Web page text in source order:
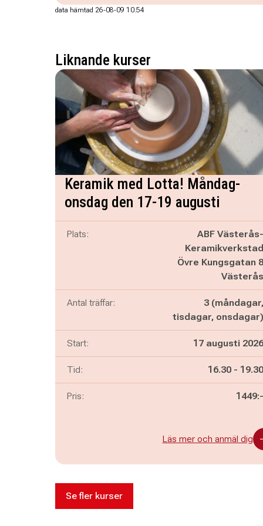
data hämtad 26-08-09 10.54
Liknande kurser
Keramik med Lotta! Måndag-
onsdag den 17-19 augusti
Plats:
ABF Västerås-
Keramikverkstad
Övre Kungsgatan 8
Västerås
Antal träffar:
3 (måndagar,
tisdagar, onsdagar)
Start: 17 augusti 2026
Tid: Pågår mellan
16.30 - och
19.30
Pris: 1449:-
Läs mer och anmäl dig
Se fler kurser